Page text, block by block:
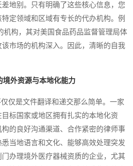
地别。只有明确了这些核心信息，您
定领域和区域有专长的代办机构。例
机构，其对美国食品药品监督管理局体
市场的机构深入。因此，清晰的自我
境外资源与本地化能力
是文件翻译和递交那么简单。一家
标国家或地区拥有扎实的本地化资
的良好沟通渠道、合作紧密的律师事
当地语言和文化、能够高效处理突发
办理境外医疗器械资质的企业，尤其